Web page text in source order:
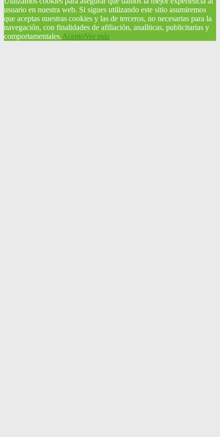
usuario en nuestra web. Si sigues utilizando este sitio asumiremos
que aceptas nuestras cookies y las de terceros, no necesarias para la
navegación, con finalidades de afiliación, analíticas, publicitarias y
comportamentales.AceptoVer más